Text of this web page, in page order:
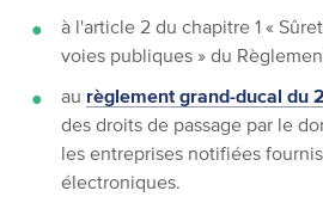
à l'article 2 du chapitre 1 «
voies publiques » du
au règlement grand-ducal du
des droits de passage par le
les entreprises notifiées
électroniques.